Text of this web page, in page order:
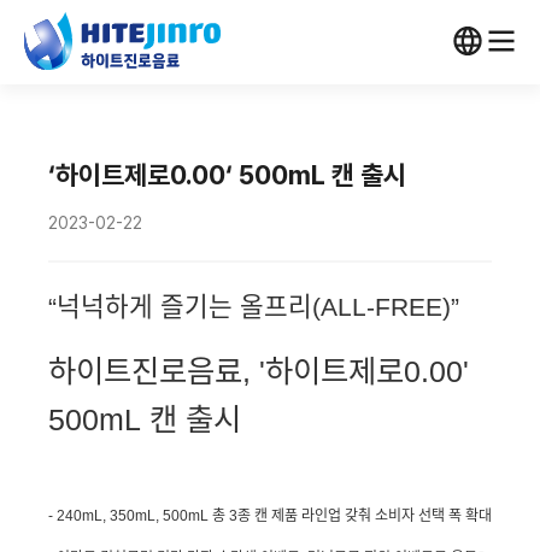
‘하이트제로0.00‘ 500mL 캔 출시
2023-02-22
“넉넉하게 즐기는 올프리 (ALL-FREE)”
하이트진로음료, '하이트제로0.00'
500mL 캔 출시
- 240mL, 350mL, 500mL 총 3종 캔 제품 라인업 갖춰 소비자 선택 폭 확대